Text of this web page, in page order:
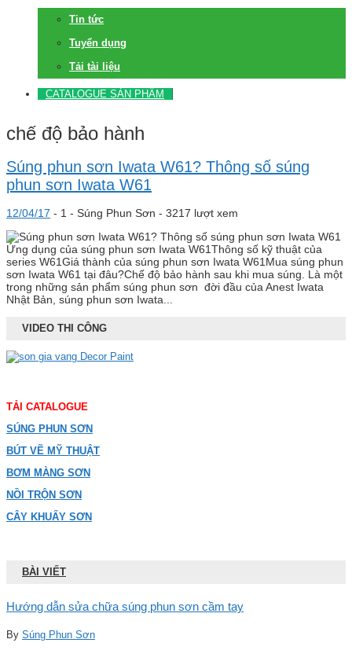
Tin tức
Tuyển dụng
Tải tài liệu
CATALOGUE SẢN PHẨM
chế độ bảo hành
Súng phun sơn Iwata W61? Thông số súng
phun sơn Iwata W61
12/04/17 - 1 - Súng Phun Sơn - 3217 lượt xem
Ứng dụng của súng phun sơn Iwata W61Thông số kỹ thuật của
series W61Giá thành của súng phun sơn Iwata W61Mua súng phun
sơn Iwata W61 tại đâu?Chế độ bảo hành sau khi mua súng. Là một
trong những sản phẩm súng phun sơn đời đầu của Anest Iwata
Nhật Bản, súng phun sơn Iwata...
VIDEO THI CÔNG
TẢI CATALOGUE
SÚNG PHUN SƠN
BÚT VẼ MỸ THUẬT
BƠM MÀNG SƠN
NỒI TRỘN SƠN
CÂY KHUẤY SƠN
BÀI VIẾT
Hướng dẫn sửa chữa súng phun sơn cầm tay
By Súng Phun Sơn